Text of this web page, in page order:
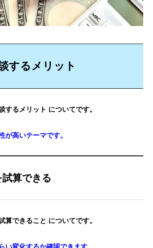
するメリット
するメリット についてです。
が高いテーマです。
算できる
算できること についてです。